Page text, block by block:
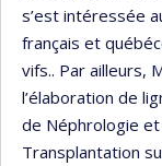
s’est intéressée
français et
vifs.. Par ailleurs,
l’élaboration de
de Néphrologie et
Transplantation